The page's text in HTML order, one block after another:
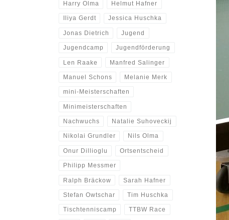
Harry Olma Helmut Hafner
Iliya Gerdt Jessica Huschka
Jonas Dietrich Jugend
Jugendcamp Jugendförderung
Len Raake Manfred Salinger
Manuel Schons Melanie Merk
mini-Meisterschaften
Minimeisterschaften
Nachwuchs Natalie Suhoveckij
Nikolai Grundler Nils Olma
Onur Dillioglu Ortsentscheid
Philipp Messmer
Ralph Bräckow Sarah Hafner
Stefan Owtschar Tim Huschka
Tischtenniscamp TTBW Race